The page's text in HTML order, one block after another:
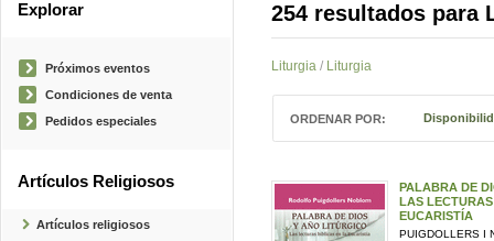
Explorar
Próximos eventos
Condiciones de venta
Pedidos especiales
Artículos Religiosos
Artículos religiosos
254 resultados para
Liturgia/ Liturgia
ORDENAR POR:
PALABRA DE
LAS
EUCARISTÍA
PUIGDOLLERS I